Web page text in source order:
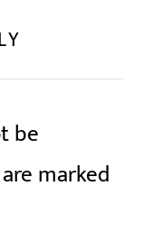
be
marked